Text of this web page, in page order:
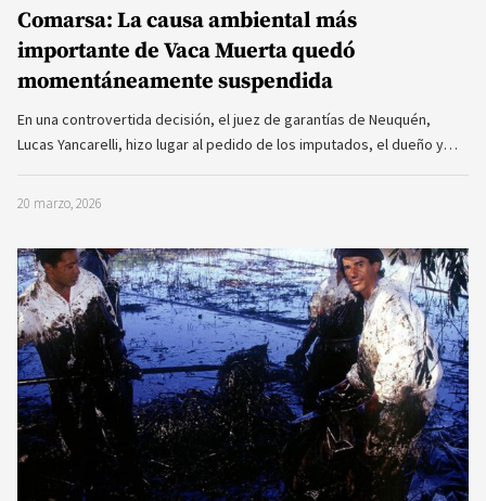
Comarsa: La causa ambiental más
importante de Vaca Muerta quedó
momentáneamente suspendida
En una controvertida decisión, el juez de garantías de Neuquén,
Lucas Yancarelli, hizo lugar al pedido de los imputados, el dueño y…
20 marzo, 2026